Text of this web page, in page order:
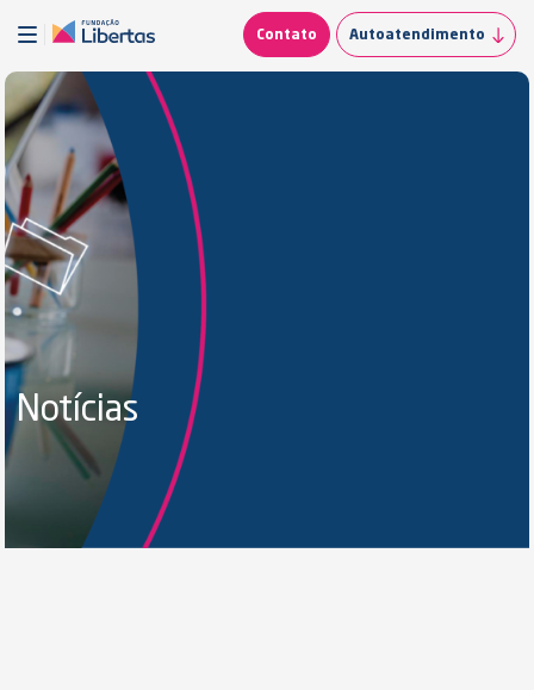
Contato Autoatendimento
Notícias